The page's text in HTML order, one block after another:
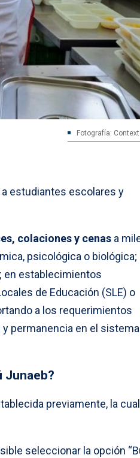
Fotografía:
estudiantes escolares y
colaciones y cenas a
psicológica o biológica;
en establecimientos
de Educación (SLE) o
a los requerimientos
permanencia en el sistema
Junaeb?
previamente, la
seleccionar la opción